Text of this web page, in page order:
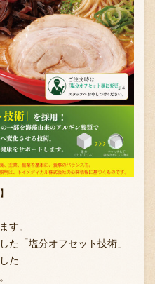
案内
らせ
情報
す。
た「塩分オフセット技術」
た